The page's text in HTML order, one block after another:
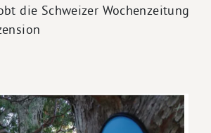
die Schweizer Wochenzeitung